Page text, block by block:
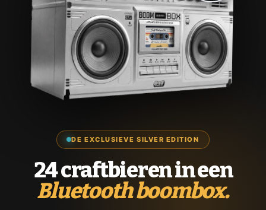
DE EXCLUSIEVE SILVER EDITION
24 craftbieren in een
Bluetooth boombox.